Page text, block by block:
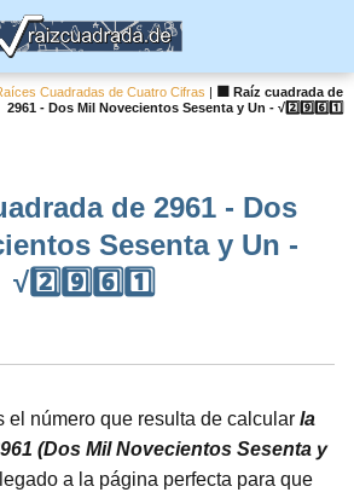
Cuadradas de Cuatro Cifras |
🟦 Raíz cuadrada de
2961 - Dos Mil Novecientos Sesenta y Un - √2️⃣9️⃣6️⃣1️⃣
de 2961 - Dos
Sesenta y Un -
√2️⃣9️⃣6️⃣1️⃣
el número que resulta de calcular la
(Dos Mil Novecientos Sesenta y
a la página perfecta para que